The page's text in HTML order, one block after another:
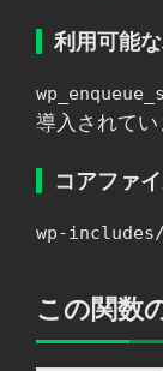
利用可能
導入されてい
コアファ
wp-
この関数